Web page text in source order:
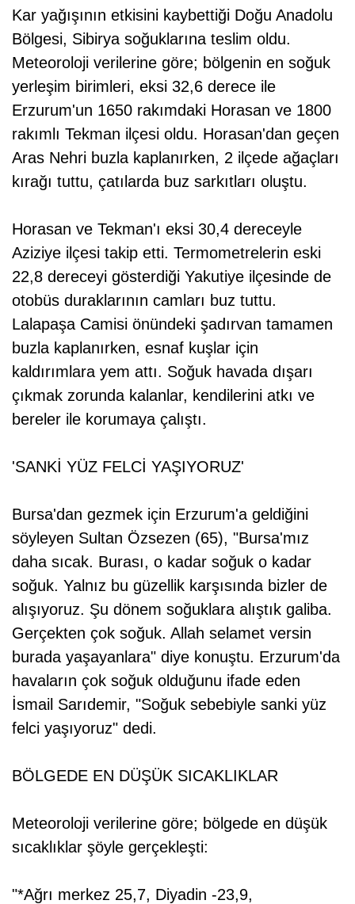
Kar yağışının etkisini kaybettiği Doğu Anadolu
Bölgesi, Sibirya soğuklarına teslim oldu.
Meteoroloji verilerine göre; bölgenin en soğuk
yerleşim birimleri, eksi 32,6 derece ile
Erzurum'un 1650 rakımdaki Horasan ve 1800
rakımlı Tekman ilçesi oldu. Horasan'dan geçen
Aras Nehri buzla kaplanırken, 2 ilçede ağaçları
kırağı tuttu, çatılarda buz sarkıtları oluştu.
Horasan ve Tekman'ı eksi 30,4 dereceyle
Aziziye ilçesi takip etti. Termometrelerin eski
22,8 dereceyi gösterdiği Yakutiye ilçesinde de
otobüs duraklarının camları buz tuttu.
Lalapaşa Camisi önündeki şadırvan tamamen
buzla kaplanırken, esnaf kuşlar için
kaldırımlara yem attı. Soğuk havada dışarı
çıkmak zorunda kalanlar, kendilerini atkı ve
bereler ile korumaya çalıştı.
'SANKİ YÜZ FELCİ YAŞIYORUZ'
Bursa'dan gezmek için Erzurum'a geldiğini
söyleyen Sultan Özsezen (65), "Bursa'mız
daha sıcak. Burası, o kadar soğuk o kadar
soğuk. Yalnız bu güzellik karşısında bizler de
alışıyoruz. Şu dönem soğuklara alıştık galiba.
Gerçekten çok soğuk. Allah selamet versin
burada yaşayanlara" diye konuştu. Erzurum'da
havaların çok soğuk olduğunu ifade eden
İsmail Sarıdemir, "Soğuk sebebiyle sanki yüz
felci yaşıyoruz" dedi.
BÖLGEDE EN DÜŞÜK SICAKLIKLAR
Meteoroloji verilerine göre; bölgede en düşük
sıcaklıklar şöyle gerçekleşti:
"*Ağrı merkez 25,7, Diyadin -23,9,